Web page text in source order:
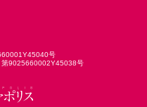
号
第9025660002Y45038号